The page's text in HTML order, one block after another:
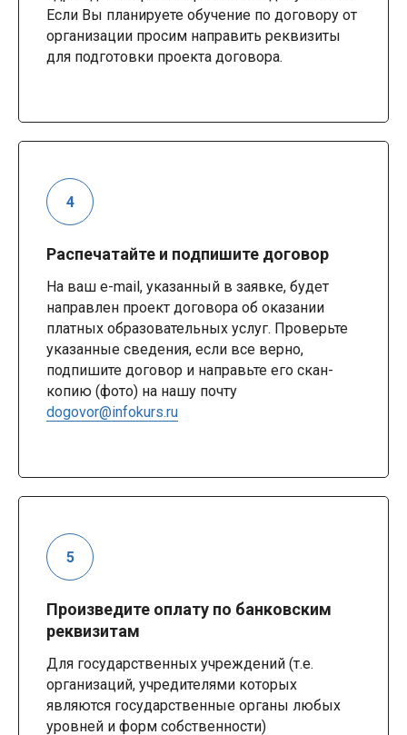
Если Вы планируете обучение по договору от
организации просим направить реквизиты
для подготовки проекта договора.
Распечатайте и подпишите договор
На ваш e-mail, указанный в заявке, будет
направлен проект договора об оказании
платных образовательных услуг. Проверьте
указанные сведения, если все верно,
подпишите договор и направьте его скан-
копию (фото) на нашу почту
dogovor@infokurs.ru
Произведите оплату по банковским
реквизитам
Для государственных учреждений (т.е.
организаций, учредителями которых
являются государственные органы любых
уровней и форм собственности)